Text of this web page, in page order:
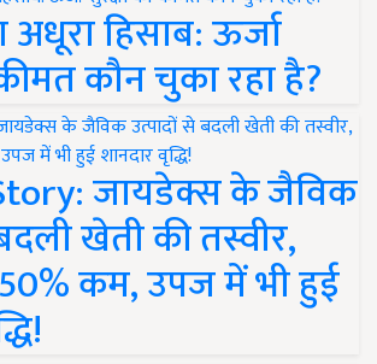
हिसाब: ऊर्जा
कौन चुका रहा है?
जायडेक्स के जैविक
खेती की तस्वीर,
कम, उपज में भी हुई